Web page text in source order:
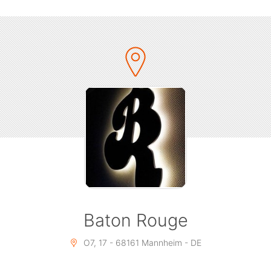
? 3 LITER EIMER SANGRIA
? FREE-SHOTS
? HAPPY HOUR STUNDENPLAN
Einlass 22:00 Uhr
Beginn 22:22 Uhr - Ende 05:00 Uhr
Einlass ab 18 Jahren
Kommt vorbei und feiert mit uns.
Baton Rouge
O7, 17 - 68161 Mannheim - DE